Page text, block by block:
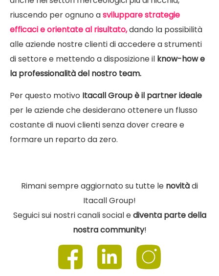
riuscendo per ognuno asviluppare strategie
efficaci e orientate al risultato,dando la possibilità
alle aziende nostre clienti di accedere a strumenti
di settore e mettendo a disposizione il know-how e
la professionalità del nostro team.
Per questo motivo Itacall Group è il partner ideale
per le aziende che desiderano ottenere un flusso
costante di nuovi clienti senza dover creare e
formare un reparto da zero.
Rimani sempre aggiornato su tutte le novitàdi
Itacall Group!
Seguici sui nostri canali social ediventa parte della
nostra community!